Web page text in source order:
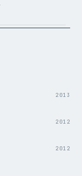
2013
1:37
2012
1:37
2012